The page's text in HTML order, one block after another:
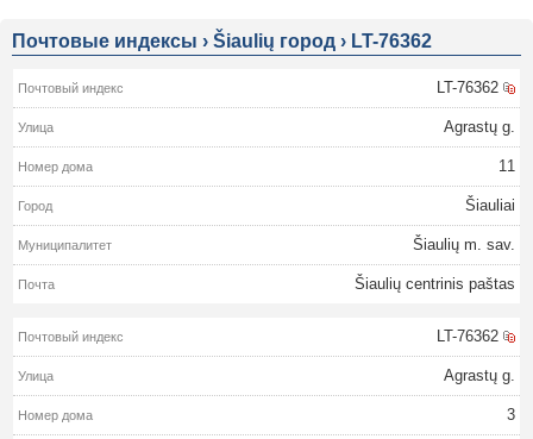
Почтовые индексы › Šiaulių город › LT-76362
LT-76362
Agrastų g.
11
Šiauliai
Šiaulių m. sav.
Šiaulių centrinis paštas
LT-76362
Agrastų g.
3